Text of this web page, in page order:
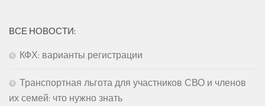
ВСЕ НОВОСТИ:
КФХ: варианты регистрации
Транспортная льгота для участников СВО и членов
их семей: что нужно знать